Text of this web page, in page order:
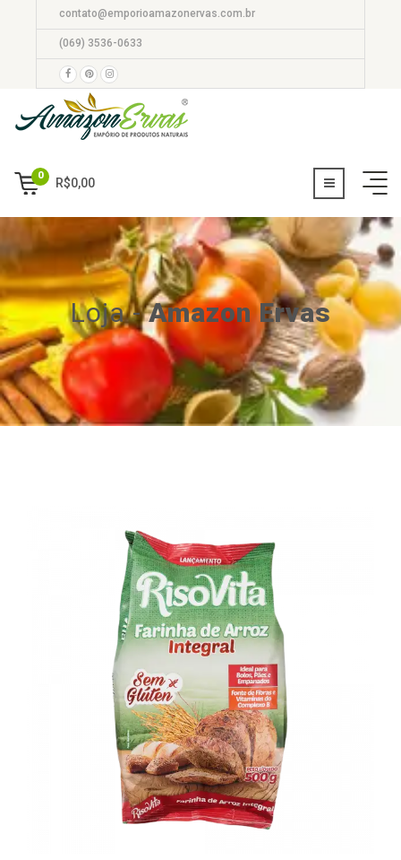
contato@emporioamazonervas.com.br
(069) 3536-0633
0
R$0,00
Loja -Amazon Ervas